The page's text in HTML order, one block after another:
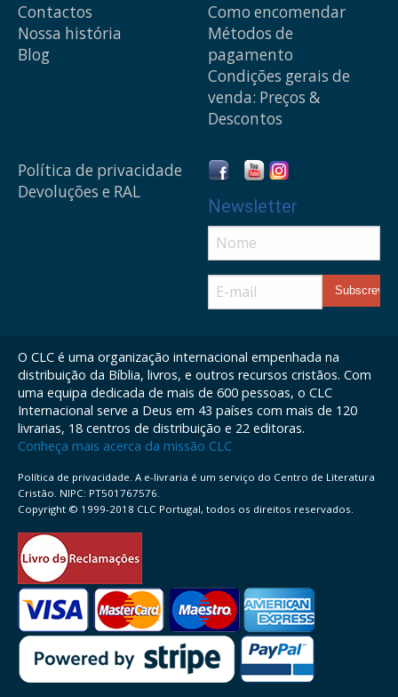
Contactos
Nossa história
Blog
Como encomendar
Métodos de
pagamento
Condições gerais de
venda: Preços &
Descontos
Política de privacidade
Devoluções e RAL
Newsletter
O CLC é uma organização internacional empenhada na
distribuição da Bíblia, livros, e outros recursos cristãos. Com
uma equipa dedicada de mais de 600 pessoas, o CLC
Internacional serve a Deus em 43 países com mais de 120
livrarias, 18 centros de distribuição e 22 editoras.
Conheça mais acerca da missão CLC
Política de privacidade. A e-livraria é um serviço do Centro de Literatura
Cristão. NIPC: PT501767576.
Copyright © 1999-2018 CLC Portugal, todos os direitos reservados.